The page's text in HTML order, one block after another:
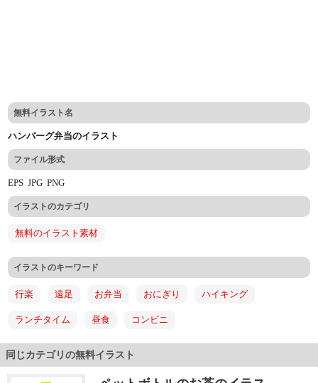
無料イラスト名
ハンバーグ弁当のイラスト
ファイル形式
EPSJPGPNG
イラストのカテゴリ
無料のイラスト素材
イラストのキーワード
行楽 遠足 お弁当 おにぎり ハイキング
ランチタイム 昼食 コンビニ
同じカテゴリの無料イラスト